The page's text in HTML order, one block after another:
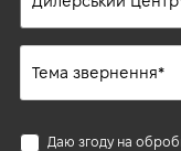
Даю згоду на